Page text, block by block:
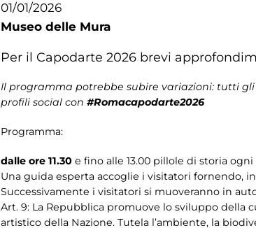
01/01/2026
Museo delle Mura
Per il Capodarte 2026 brevi
Il programma potrebbe subire variazioni: tutti
profili social con #Romacapodarte2026
Programma:
dalle ore 11.30 e fino alle 13.00 pillole di storia ogni
Una guida esperta accoglie i visitatori fornendo,
Successivamente i visitatori si muoveranno in
Art. 9: La Repubblica promuove lo sviluppo della
artistico della Nazione. Tutela l’ambiente, la